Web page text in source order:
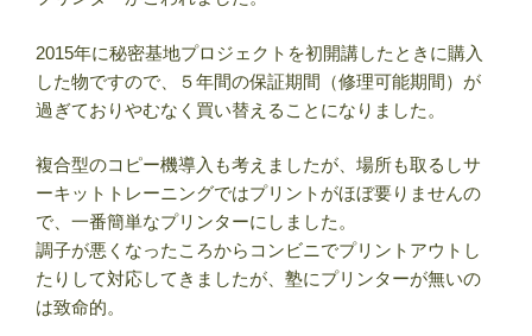
2015年に秘密基地プロジェクトを初開講したときに購入
した物ですので、５年間の保証期間（修理可能期間）が
過ぎておりやむなく買い替えることになりました。
複合型のコピー機導入も考えましたが、場所も取るしサ
ーキットトレーニングではプリントがほぼ要りませんの
で、一番簡単なプリンターにしました。
調子が悪くなったころからコンビニでプリントアウトし
たりして対応してきましたが、塾にプリンターが無いの
は致命的。